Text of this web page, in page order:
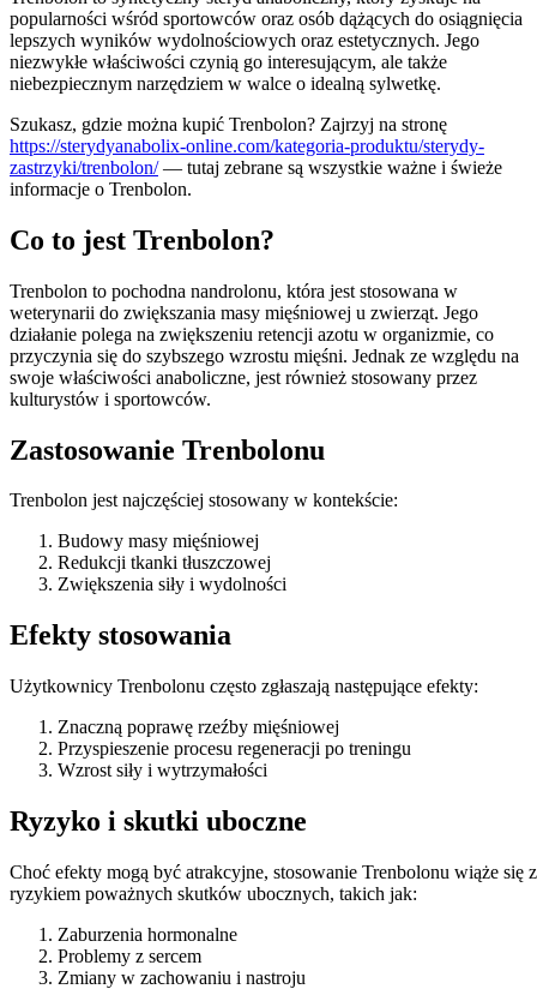
popularności wśród sportowców oraz osób dążących do osiągnięcia
lepszych wyników wydolnościowych oraz estetycznych. Jego
niezwykłe właściwości czynią go interesującym, ale także
niebezpiecznym narzędziem w walce o idealną sylwetkę.
Szukasz, gdzie można kupić Trenbolon? Zajrzyj na stronę
https://sterydyanabolix-online.com/kategoria-produktu/sterydy-
zastrzyki/trenbolon/— tutaj zebrane są wszystkie ważne i świeże
informacje o Trenbolon.
Co to jest Trenbolon?
Trenbolon to pochodna nandrolonu, która jest stosowana w
weterynarii do zwiększania masy mięśniowej u zwierząt. Jego
działanie polega na zwiększeniu retencji azotu w organizmie, co
przyczynia się do szybszego wzrostu mięśni. Jednak ze względu na
swoje właściwości anaboliczne, jest również stosowany przez
kulturystów i sportowców.
Zastosowanie Trenbolonu
Trenbolon jest najczęściej stosowany w kontekście:
Budowy masy mięśniowej
Redukcji tkanki tłuszczowej
Zwiększenia siły i wydolności
Efekty stosowania
Użytkownicy Trenbolonu często zgłaszają następujące efekty:
Znaczną poprawę rzeźby mięśniowej
Przyspieszenie procesu regeneracji po treningu
Wzrost siły i wytrzymałości
Ryzyko i skutki uboczne
Choć efekty mogą być atrakcyjne, stosowanie Trenbolonu wiąże się z
ryzykiem poważnych skutków ubocznych, takich jak:
Zaburzenia hormonalne
Problemy z sercem
Zmiany w zachowaniu i nastroju